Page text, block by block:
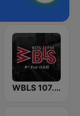
WBLS 107.5 FM (US Only)